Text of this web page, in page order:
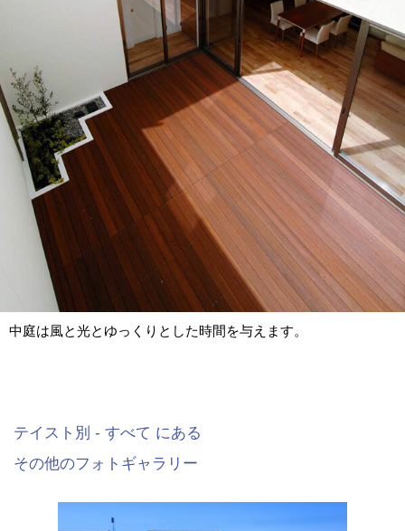
中庭は風と光とゆっくりとした時間を与えます。
テイスト別 - すべて にある
その他のフォトギャラリー